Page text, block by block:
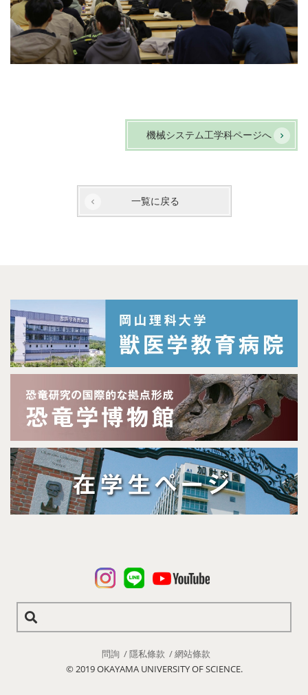
機械システム工学科ページへ
一覧に戻る
問詢 隱私條款
網站條款
© 2019 OKAYAMA UNIVERSITY OF SCIENCE.